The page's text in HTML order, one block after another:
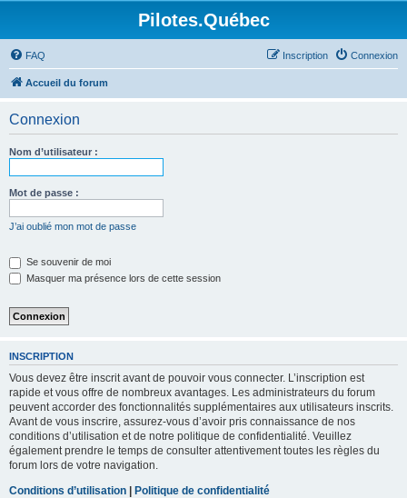
Pilotes.Québec
FAQ Connexion
Inscription
Accueil du forum
Connexion
Nom d’utilisateur :
Mot de passe :
J’ai oublié mon mot de passe
Se souvenir de moi
Masquer ma présence lors de cette session
INSCRIPTION
Vous devez être inscrit avant de pouvoir vous connecter. L’inscription est
rapide et vous offre de nombreux avantages. Les administrateurs du forum
peuvent accorder des fonctionnalités supplémentaires aux utilisateurs inscrits.
Avant de vous inscrire, assurez-vous d’avoir pris connaissance de nos
conditions d’utilisation et de notre politique de confidentialité. Veuillez
également prendre le temps de consulter attentivement toutes les règles du
forum lors de votre navigation.
Conditions d’utilisation | Politique de confidentialité